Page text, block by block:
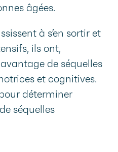
âgées.
à s’en sortir et
ils ont,
de séquelles
et cognitives.
déterminer
séquelles